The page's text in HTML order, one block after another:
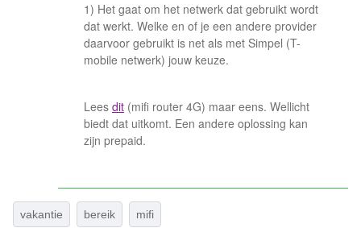
1) Het gaat om het netwerk dat gebruikt wordt
dat werkt. Welke en of je een andere provider
daarvoor gebruikt is net als met Simpel (T-
mobile netwerk) jouw keuze.
Lees dit (mifi router 4G) maar eens. Wellicht
biedt dat uitkomt. Een andere oplossing kan
zijn prepaid.
vakantie bereik mifi